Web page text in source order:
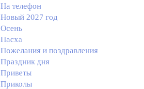
На телефон
Новый 2027 год
Осень
Пасха
Пожелания и поздравления
Праздник дня
Приветы
Приколы